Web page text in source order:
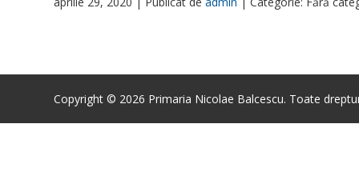
Copyright © 2026 Primaria Nicolae Balcescu. Toate